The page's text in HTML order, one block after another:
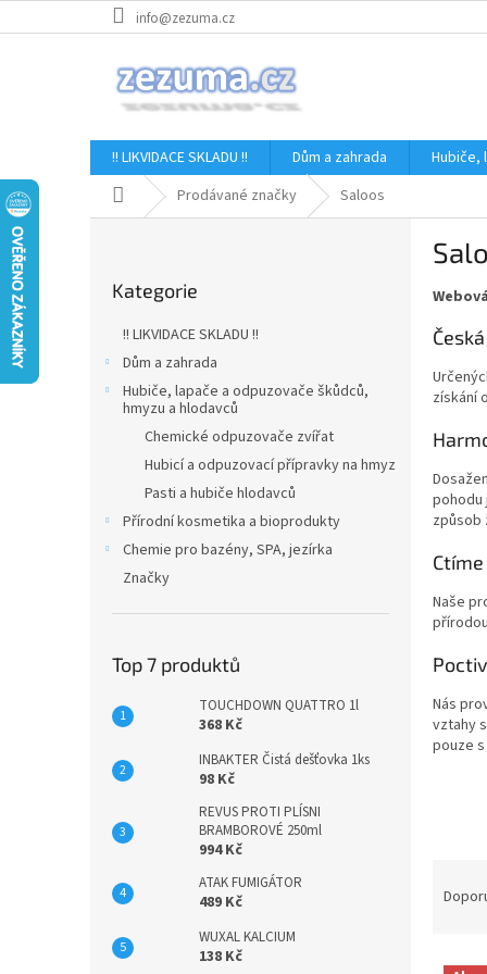
na
info@zezuma.cz
!! LIKVIDACE SKLADU !! Dům a zahrada Hubiče,
Domů Prodávané značky Saloos
kategorie
Kategorie
!! LIKVIDACE SKLADU !!
Dům a zahrada
Hubiče, lapače a odpuzovače škůdců,
hmyzu a hlodavců
Chemické odpuzovače zvířat
Hubicí a odpuzovací přípravky na hmyz
Pasti a hubiče hlodavců
Přírodní kosmetika a bioprodukty
Chemie pro bazény, SPA, jezírka
Značky
Top 7 produktů
TOUCHDOWN QUATTRO 1l
368 Kč
INBAKTER Čistá dešťovka 1ks
98 Kč
REVUS PROTI PLÍSNI
BRAMBOROVÉ 250ml
994 Kč
ATAK FUMIGÁTOR
489 Kč
WUXAL KALCIUM
138 Kč
získání
pohodu
způsob
Naše
Nás
vztahy
pouze
nV